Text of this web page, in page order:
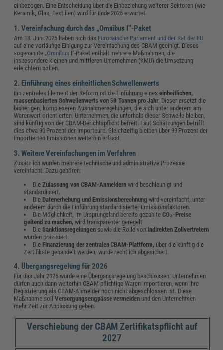
einbezogen. Eine Entscheidung über die Einbeziehung weiterer Sektoren (wie
Keramik, Glas, Textilien) wird für Ende 2025 erwartet.
1. Vereinfachung durch das „Omnibus I“-Paket
Am 18. Juni 2025 haben sich das Europäische Parlament und der Rat der EU
auf eine vorläufige Einigung zur Vereinfachung des CBAM geeinigt. Dieses
sogenannte „Omnibus I“-Paket enthält mehrere Maßnahmen, die
insbesondere kleinen und mittleren Unternehmen (KMU) die Umsetzung
erleichtern sollen.
2. Einführung eines einheitlichen Schwellenwerts
Ein zentrales Element der Reform ist die Einführung eineseinheitlichen,
massenbasierten Schwellenwerts von 50 Tonnen pro Jahr . Dieser ersetzt die
bisherigen, komplexeren Ausnahmeregelungen, die sich unter anderem am
Warenwert orientierten. Unternehmen, die unterhalb dieser Schwelle bleiben,
sind künftig von der CBAM-Berichtspflicht befreit. Laut Schätzungen betrifft
dies etwa 90 Prozent der Importeure. Gleichzeitig bleiben über 99 Prozent der
importierten Emissionen weiterhin erfasst.
3. Weitere Vereinfachungen im Verfahren
Zusätzlich wurden mehrere technische und administrative Prozesse
vereinfacht. Dazu gehören:
Die Zulassung von CBAM-Anmeldern wird beschleunigt und
standardisiert.
Die Datenerhebung und Emissionsberechnung wird vereinfacht, unter
anderem durch die Einführung standardisierter Emissionsfaktoren.
Die Möglichkeit, im Ursprungsland bereits gezahlte CO₂-Preise
geltend zu machen,wird transparenter geregelt.
Die Sanktionsregelungen sowie die Rolle von indirekten Zollvertretern
wurden präzisiert.
Die Finanzierung der zentralen CBAM-Plattform, über die künftig die
Zertifikate gehandelt werden, wurde rechtlich abgesichert.
4. Übergangsregelung für 2026
Für das Jahr 2026 wurde eine Übergangsregelung beschlossen: Unternehmen
dürfen auch dann weiterhin CBAM-pflichtige Waren importieren, wenn ihre
Registrierung als CBAM-Anmelder noch nicht abgeschlossen ist. Diese
Maßnahme sollVersorgungsengpässe vermeiden und den Unternehmen
mehr Zeit zur Anpassung geben.
Verschiebung der CBAM Zertifikatspflicht auf
2027